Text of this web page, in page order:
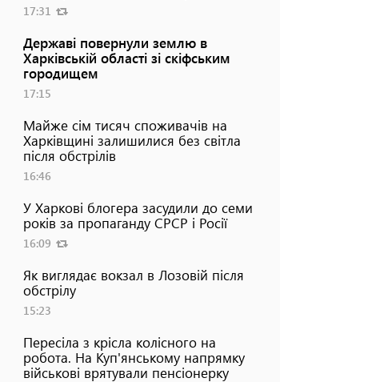
17:31
Державі повернули землю в
Харківській області зі скіфським
городищем
17:15
Майже сім тисяч споживачів на
Харківщині залишилися без світла
після обстрілів
16:46
У Харкові блогера засудили до семи
років за пропаганду СРСР і Росії
16:09
Як виглядає вокзал в Лозовій після
обстрілу
15:23
Пересіла з крісла колісного на
робота. На Куп'янському напрямку
військові врятували пенсіонерку